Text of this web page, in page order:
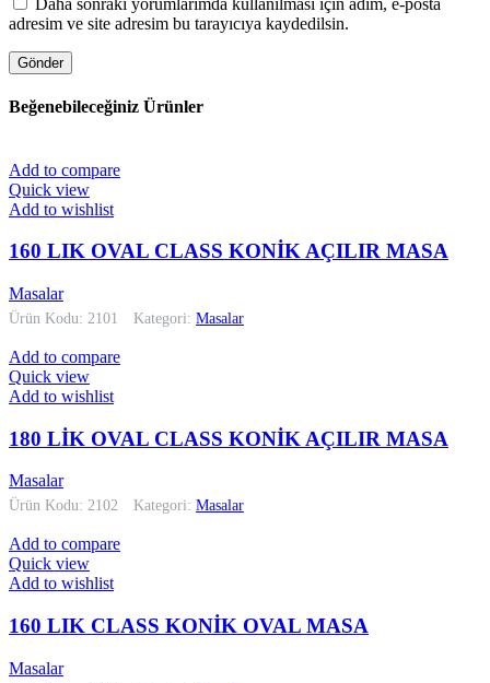
Daha sonraki yorumlarımda kullanılması için adım, e-posta
adresim ve site adresim bu tarayıcıya kaydedilsin.
Beğenebileceğiniz Ürünler
Add to compare
Quick view
Add to wishlist
160 LIK OVAL CLASS KONİK AÇILIR MASA
Masalar
Ürün Kodu: 2101 Kategori: Masalar
Add to compare
Quick view
Add to wishlist
180 LİK OVAL CLASS KONİK AÇILIR MASA
Masalar
Ürün Kodu: 2102 Kategori: Masalar
Add to compare
Quick view
Add to wishlist
160 LIK CLASS KONİK OVAL MASA
Masalar